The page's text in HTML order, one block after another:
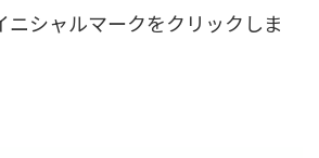
シャルマークをクリックしま